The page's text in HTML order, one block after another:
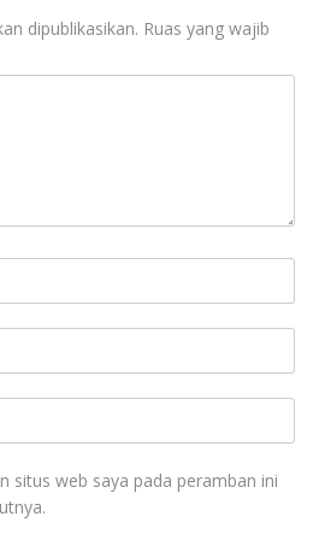
dipublikasikan. Ruas yang wajib
situs web saya pada peramban ini